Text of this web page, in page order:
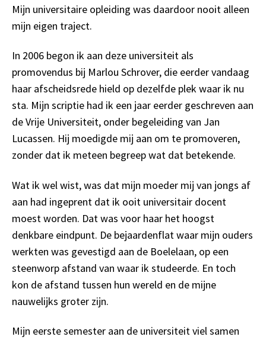
Mijn universitaire opleiding was daardoor nooit alleen
mijn eigen traject.
In 2006 begon ik aan deze universiteit als
promovendus bij Marlou Schrover, die eerder vandaag
haar afscheidsrede hield op dezelfde plek waar ik nu
sta. Mijn scriptie had ik een jaar eerder geschreven aan
de Vrije Universiteit, onder begeleiding van Jan
Lucassen. Hij moedigde mij aan om te promoveren,
zonder dat ik meteen begreep wat dat betekende.
Wat ik wel wist, was dat mijn moeder mij van jongs af
aan had ingeprent dat ik ooit universitair docent
moest worden. Dat was voor haar het hoogst
denkbare eindpunt. De bejaardenflat waar mijn ouders
werkten was gevestigd aan de Boelelaan, op een
steenworp afstand van waar ik studeerde. En toch
kon de afstand tussen hun wereld en de mijne
nauwelijks groter zijn.
Mijn eerste semester aan de universiteit viel samen